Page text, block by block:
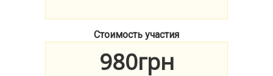
Стоимость участия
980грн